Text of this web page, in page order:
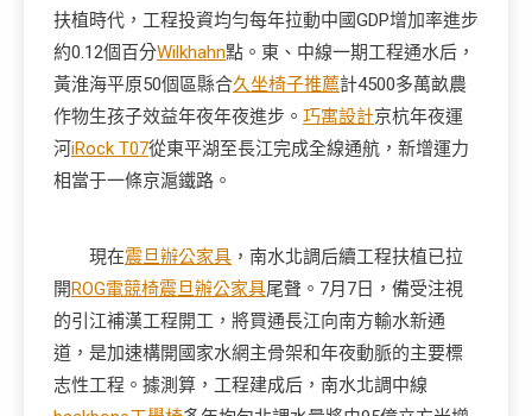
扶植時代，工程投資均勻每年拉動中國GDP增加率進步
約0.12個百分Wilkhahn點。東、中線一期工程通水后，
黃淮海平原50個區縣合久坐椅子推薦計4500多萬畝農
作物生孩子效益年夜年夜進步。 巧寓設計京杭年夜運
河iRock T07從東平湖至長江完成全線通航，新增運力
相當于一條京滬鐵路。
現在震旦辦公家具 ，南水北調后續工程扶植已拉
開ROG電競椅震旦辦公家具尾聲。7月7日，備受注視
的引江補漢工程開工，將買通長江向南方輸水新通
道，是加速構開國家水網主骨架和年夜動脈的主要標
志性工程。據測算，工程建成后，南水北調中線